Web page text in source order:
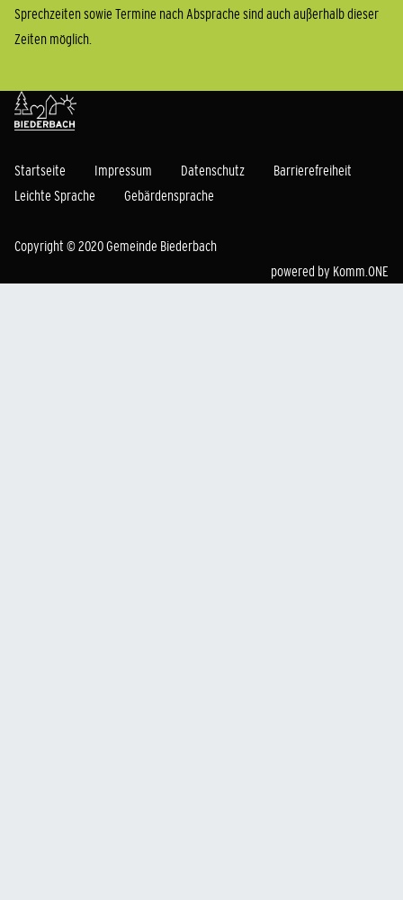
Sprechzeiten sowie Termine nach Absprache sind auch außerhalb dieser
Zeiten möglich.
Startseite Impressum Datenschutz
Barrierefreiheit
Leichte Sprache
Gebärdensprache
Copyright © 2020 Gemeinde Biederbach
powered by Komm.ONE